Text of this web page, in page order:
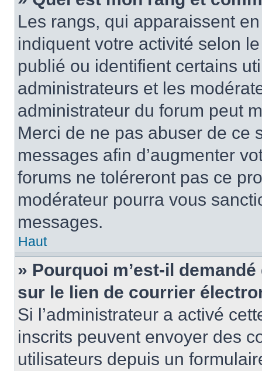
Les rangs, qui apparaissent
indiquent votre activité selon
publié ou identifient certains
administrateurs et les
administrateur du forum peut
Merci de ne pas abuser de ce
messages afin d’augmenter
forums ne toléreront pas ce
modérateur pourra vous
messages.
Haut
» Pourquoi m’est-il
sur le lien de courrier
Si l’administrateur a activé
inscrits peuvent envoyer des
utilisateurs depuis un